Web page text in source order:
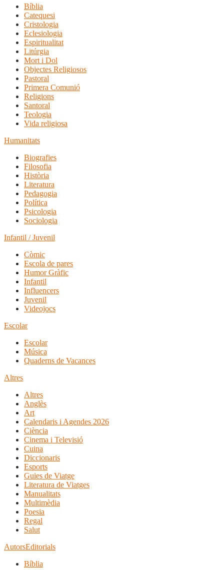
Bíblia
Catequesi
Cristologia
Eclesiologia
Espiritualitat
Litúrgia
Mort i Dol
Objectes Religiosos
Pastoral
Primera Comunió
Religions
Santoral
Teologia
Vida religiosa
Humanitats
Biografies
Filosofia
Història
Literatura
Pedagogia
Política
Psicologia
Sociologia
Infantil / Juvenil
Còmic
Escola de pares
Humor Gràfic
Infantil
Influencers
Juvenil
Videojocs
Escolar
Escolar
Música
Quaderns de Vacances
Altres
Altres
Anglès
Art
Calendaris i Agendes 2026
Ciència
Cinema i Televisió
Cuina
Diccionaris
Esports
Guies de Viatge
Literatura de Viatges
Manualitats
Multimèdia
Poesia
Regal
Salut
AutorsEditorials
Bíblia